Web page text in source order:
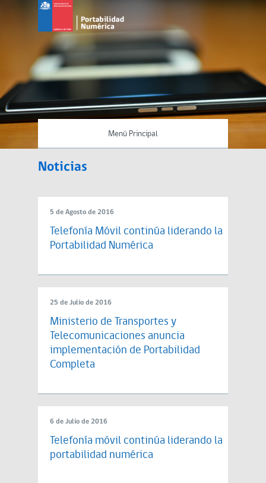
Menú Principal
Noticias
5 de Agosto de 2016
Telefonía Móvil continúa liderando la
Portabilidad Numérica
25 de Julio de 2016
Ministerio de Transportes y
Telecomunicaciones anuncia
implementación de Portabilidad
Completa
6 de Julio de 2016
Telefonía móvil continúa liderando la
portabilidad numérica